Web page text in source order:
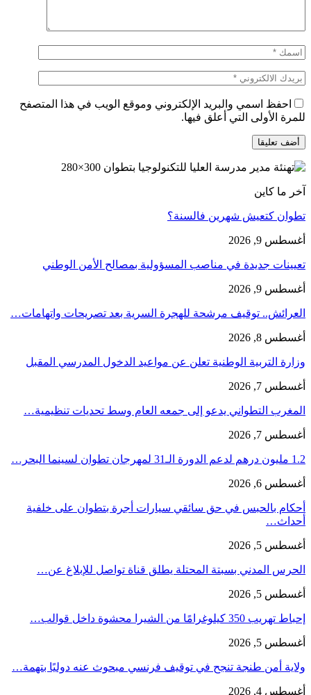
احفظ اسمي والبريد الإلكتروني وموقع الويب في هذا المتصفح
للمرة الأولى التي أعلق فيها.
آخر ما كاين
تطوان كتعيش شهرين فالسنة؟
أغسطس 9, 2026
تعيينات جديدة في مناصب المسؤولية بمصالح الأمن الوطني
أغسطس 9, 2026
العرائش.. توقيف مرشحة للهجرة السرية بعد تصريحات واتهامات…
أغسطس 8, 2026
وزارة التربية الوطنية تعلن عن مواعيد الدخول المدرسي المقبل
أغسطس 7, 2026
المغرب التطواني يدعو إلى جمعه العام وسط تحديات تنظيمية…
أغسطس 7, 2026
1.2 مليون درهم لدعم الدورة الـ31 لمهرجان تطوان لسينما البحر…
أغسطس 6, 2026
أحكام بالحبس في حق سائقي سيارات أجرة بتطوان على خلفية
أحداث…
أغسطس 5, 2026
الحرس المدني بسبتة المحتلة يطلق قناة تواصل للإبلاغ عن…
أغسطس 5, 2026
إحباط تهريب 350 كيلوغرامًا من الشيرا محشوة داخل قوالب…
أغسطس 5, 2026
ولاية أمن طنجة تنجح في توقيف فرنسي مبحوث عنه دوليًا بتهمة…
أغسطس 4, 2026